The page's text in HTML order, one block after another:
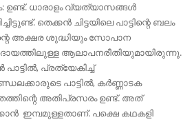
ഉണ്ട്. ധാരാളം വ്യത്യാസങ്ങൾ
തെക്കന്‍ ചിട്ടയിലെ പാട്ടിന്റെ ബലം
അക്ഷര ശുദ്ധിയും സോപാന
ആലാപനരീതിയുമായിരുന്നു.
പാട്ടിൽ, പ്രത്യേകിച്ച്
പാട്ടിൽ, കർണ്ണാടക
അതിപ്രസരം ഉണ്ട്. അത്
ഇമ്പമുള്ളതാണ്. പക്ഷെ കഥകളി